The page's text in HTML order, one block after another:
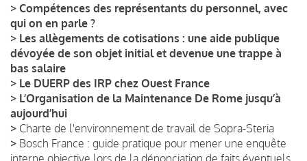
> Compétences des représentants du personnel, avec
qui on en parle ?
> Les allègements de cotisations : une aide publique
dévoyée de son objet initial et devenue une trappe à
bas salaire
> Le DUERP des IRP chez Ouest France
> L’Organisation de la Maintenance De Rome jusqu’à
aujourd’hui
> Charte de l'environnement de travail de Sopra-Steria
> Bosch France : guide pratique pour mener une enquête
interne objective lors de la dénonciation de faits éventuels